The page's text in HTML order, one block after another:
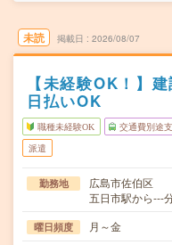
未読 掲載日 2026/08/07
【未経験OK！】
日払いOK
職種未経験OK 交通費別途
派遣
勤務地
広島市佐伯区
五日市駅から---
曜日頻度 月～金